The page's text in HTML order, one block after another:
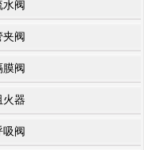
水阀
夹阀
膜阀
火器
吸阀